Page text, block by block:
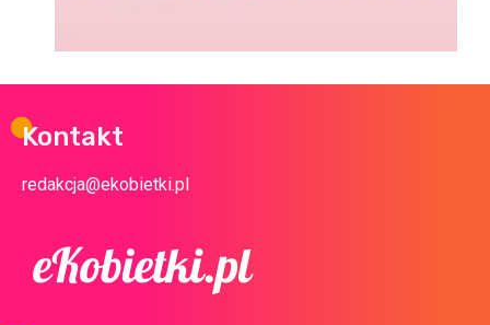
Kontakt
redakcja@ekobietki.pl